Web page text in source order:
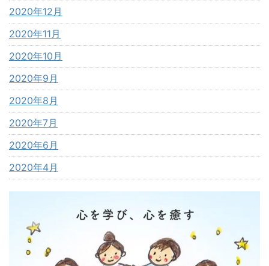
2020年12月
2020年11月
2020年10月
2020年9月
2020年8月
2020年7月
2020年6月
2020年4月